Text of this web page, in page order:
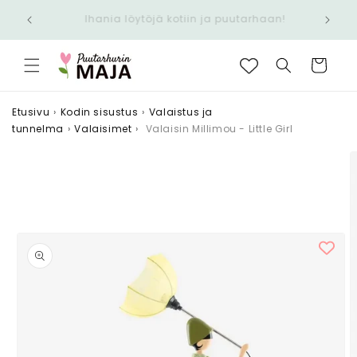
siirry
Nopea toimitus 6,90 € - Ilmainen yli 100 €
tilauksiin
Ostoskori
Etusivu › Kodin sisustus › Valaistus ja
tunnelma › Valaisimet › Valaisin Millimou - Little Girl